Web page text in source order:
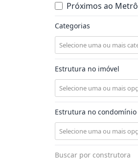
Próximos ao Metrô
Categorias
Estrutura no imóvel
Estrutura no condomínio